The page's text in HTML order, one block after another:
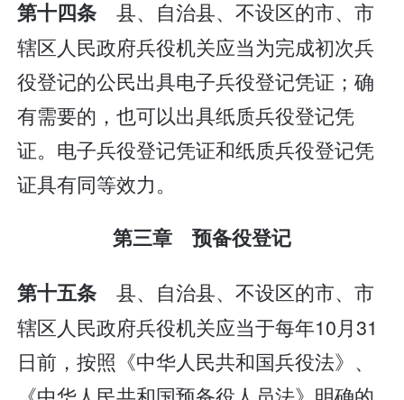
第十四条县、自治县、不设区的市、市
辖区人民政府兵役机关应当为完成初次兵
役登记的公民出具电子兵役登记凭证；确
有需要的，也可以出具纸质兵役登记凭
证。电子兵役登记凭证和纸质兵役登记凭
证具有同等效力。
第三章 预备役登记
第十五条县、自治县、不设区的市、市
辖区人民政府兵役机关应当于每年10月31
日前，按照《中华人民共和国兵役法》、